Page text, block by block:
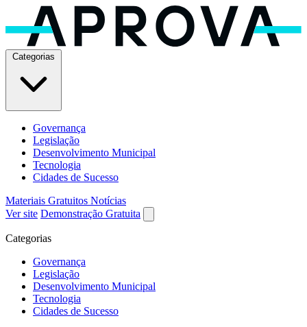
Governança
Legislação
Desenvolvimento Municipal
Tecnologia
Cidades de Sucesso
Materiais Gratuitos Notícias
Ver site Demonstração Gratuita
Categorias
Governança
Legislação
Desenvolvimento Municipal
Tecnologia
Cidades de Sucesso